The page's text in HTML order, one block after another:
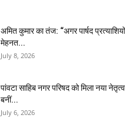
अमित कुमार का तंज: “अगर पार्षद
मेहनत...
July 8, 2026
पांवटा साहिब नगर परिषद को मिला नया
बनीं...
July 6, 2026